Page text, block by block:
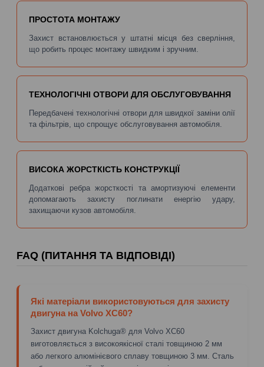
ПРОСТОТА МОНТАЖУ
Захист встановлюється у штатні місця без сверління,
що робить процес монтажу швидким і зручним.
ТЕХНОЛОГІЧНІ ОТВОРИ ДЛЯ ОБСЛУГОВУВАННЯ
Передбачені технологічні отвори для швидкої заміни олії
та фільтрів, що спрощує обслуговування автомобіля.
ВИСОКА ЖОРСТКІСТЬ КОНСТРУКЦІЇ
Додаткові ребра жорсткості та амортизуючі елементи
допомагають захисту поглинати енергію удару,
захищаючи кузов автомобіля.
FAQ (ПИТАННЯ ТА ВІДПОВІДІ)
Які матеріали використовуються для захисту
двигуна на Volvo XC60?
Захист двигуна Kolchuga® для Volvo XC60
виготовляється з високоякісної сталі товщиною 2 мм
або легкого алюмінієвого сплаву товщиною 3 мм. Сталь